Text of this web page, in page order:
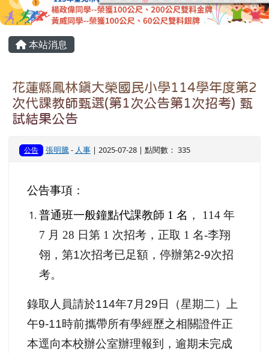
主內容區域
本站消息
花蓮縣鳳林鎮大榮國民小學114學年度第2
次代課教師甄選(第1次公告第1次招考) 甄
試結果公告
公告 張明騰 - 人事| 2025-07-28 | 點閱數： 335
公告事項 ：
普通班一般鐘點代課教師 1 名 ， 114 年
7 月 28 日第 1 次招考，正取 1 名-李翔
翎，第1次招考已足額，停辦第2-9次招
考。
錄取人員請於114年7月 29 日（星期二）上
午9-11時前攜帶所有學經歷之相關證件正
本逕向本校辦公室辦理報到
， 逾期未完成
頁尾區域